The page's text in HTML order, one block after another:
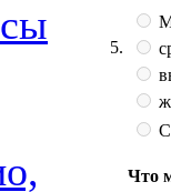
5.
Что